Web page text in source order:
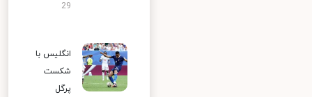
29
انگلیس با
شکست
پرگل